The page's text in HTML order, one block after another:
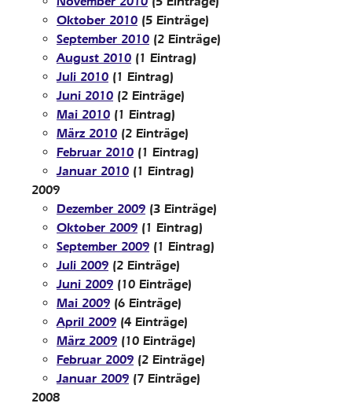
Oktober 2010 (5 Einträge)
September 2010 (2 Einträge)
August 2010 (1 Eintrag)
Juli 2010 (1 Eintrag)
Juni 2010 (2 Einträge)
Mai 2010 (1 Eintrag)
März 2010 (2 Einträge)
Februar 2010 (1 Eintrag)
Januar 2010 (1 Eintrag)
2009
Dezember 2009 (3 Einträge)
Oktober 2009 (1 Eintrag)
September 2009 (1 Eintrag)
Juli 2009 (2 Einträge)
Juni 2009 (10 Einträge)
Mai 2009 (6 Einträge)
April 2009 (4 Einträge)
März 2009 (10 Einträge)
Februar 2009 (2 Einträge)
Januar 2009 (7 Einträge)
2008